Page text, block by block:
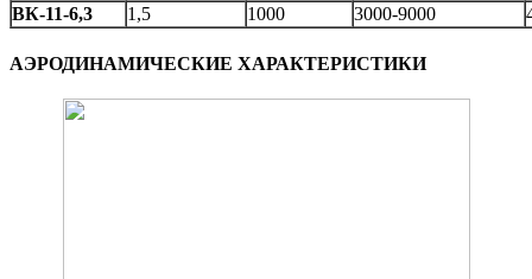
ВК-11-6,3
1,5 1000 3000-9000
АЭРОДИНАМИЧЕСКИЕ ХАРАКТЕРИСТИКИ